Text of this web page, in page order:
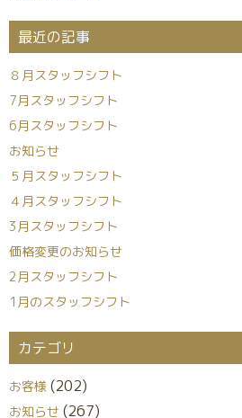
最近の記事
８月スタッフシフト
7月スタッフシフト
6月スタッフシフト
お知らせ
５月スタッフシフト
４月スタッフシフト
3月スタッフシフト
価格変更のお知らせ
2月スタッフシフト
1月のスタッフシフト
カテゴリ
お客様 (202)
お知らせ (267)